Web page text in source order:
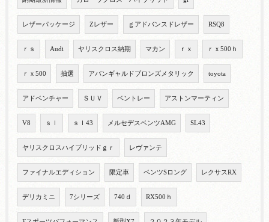
レザーパッケージ Zレザー ｇアドバンスドレザー RSQ8
ｒｓ Audi ヤリスクロス納期 マカン ｒｘ ｒｘ500ｈ
ｒｘ500 抽選 アバンギャルドブロンズメタリック toyota
アドベンチャー ＳＵＶ ベントレー アストンマーティン
V8 ｓｌ ｓｌ43 メルセデスベンツAMG SL43
ヤリスクロスハイブリッドｇｒ レヴァンテ
ファイナルエディション 限定車 ベンツSロング レクサスRX
デリカミニ 7シリーズ 740ｄ RX500ｈ